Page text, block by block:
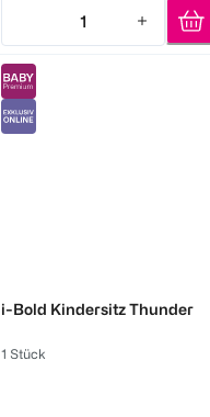
1
Quantity: 1
i-Bold Kindersitz Thunder
1 Stück